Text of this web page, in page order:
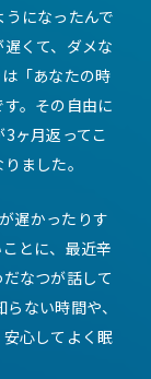
になったんで
くて、ダメな
「あなたの時
。その自由に
ヶ月返ってこ
ました。
遅かったりす
とに、最近辛
なつが話して
ない時間や、
心してよく眠